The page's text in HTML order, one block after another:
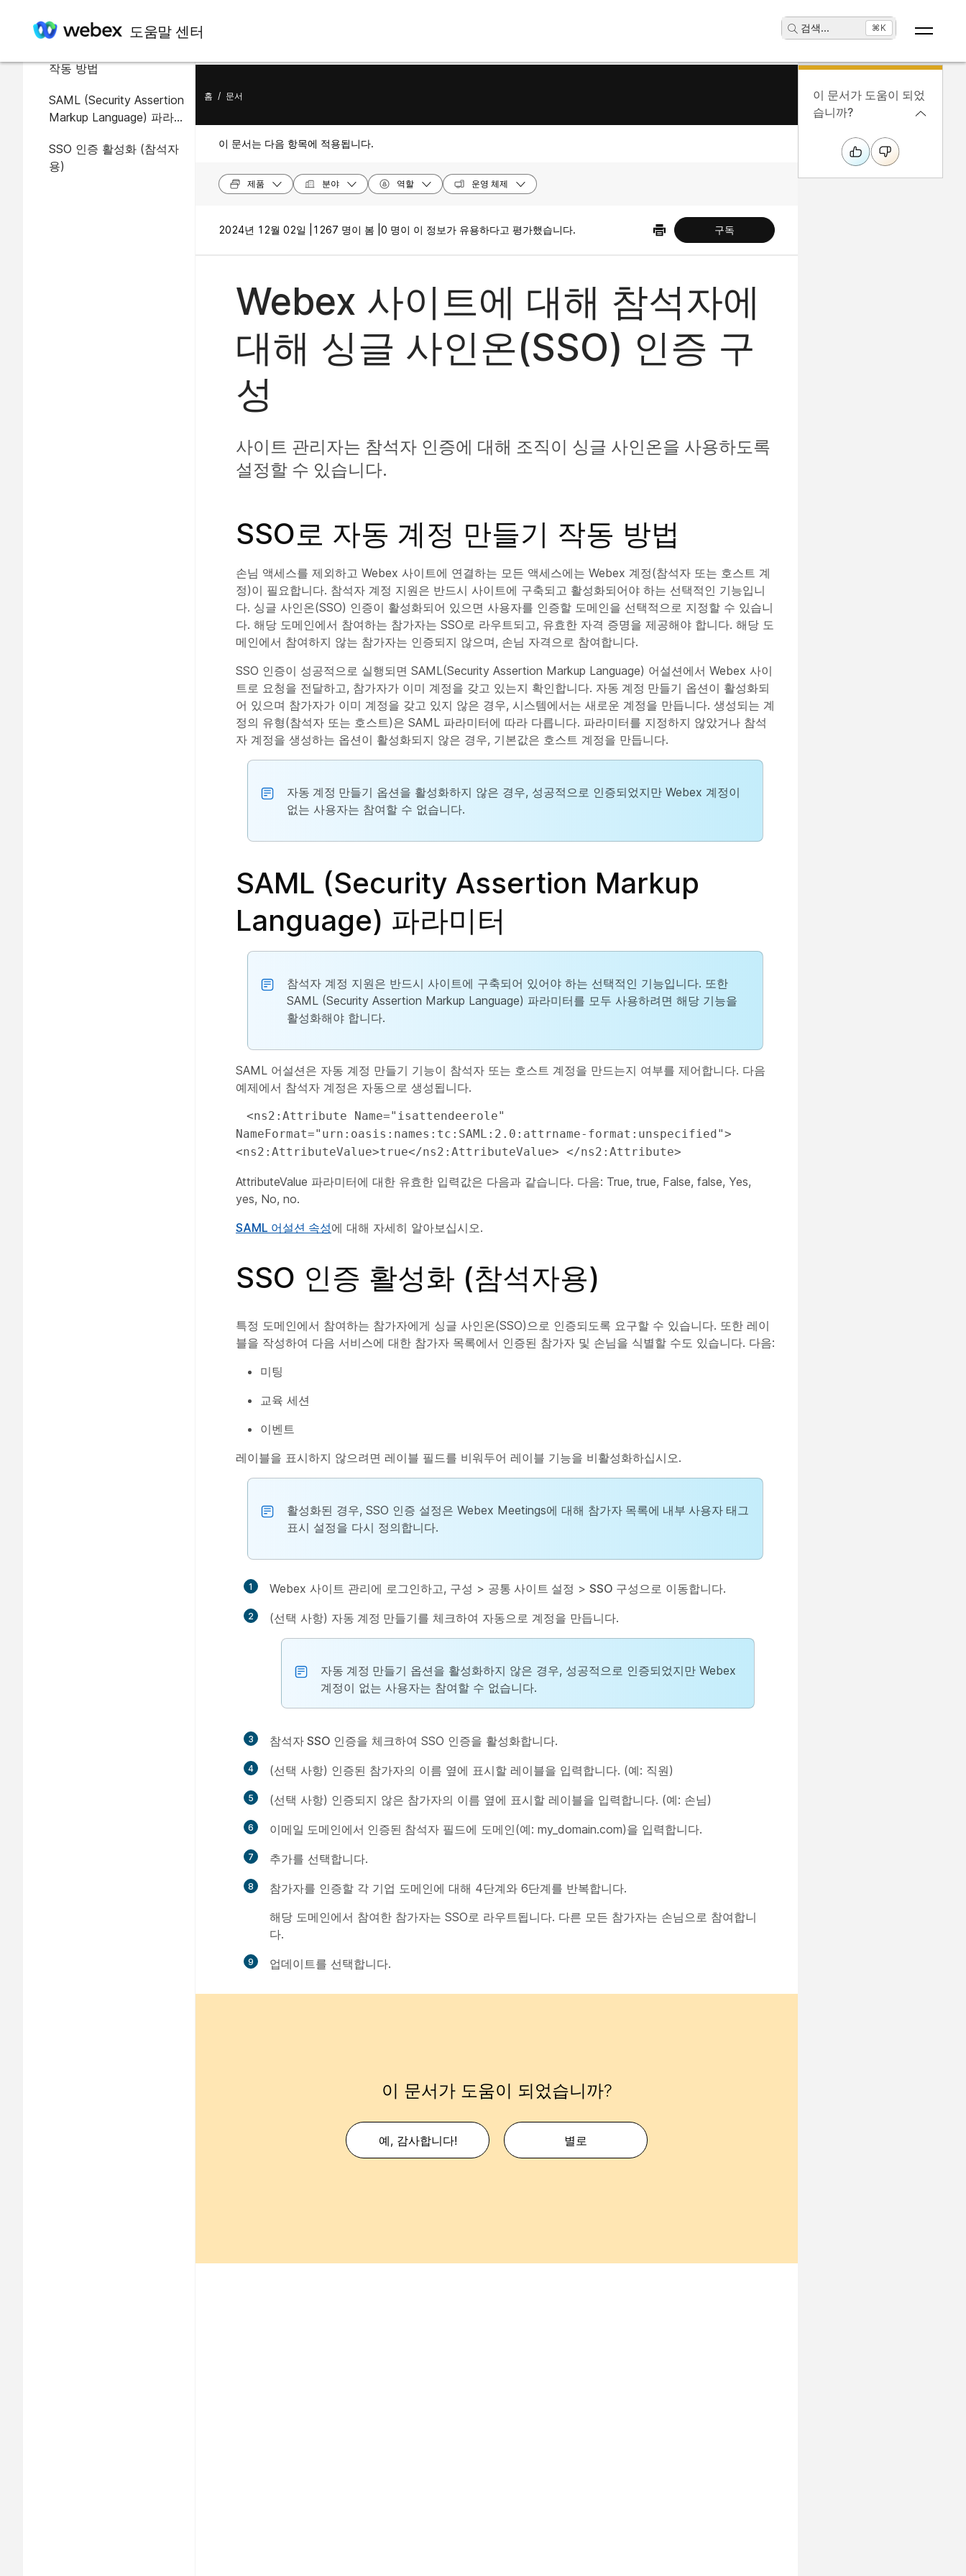
도움말 센터 검색... ⌘K
이 문서에서
작동 방법
SAML (Security Assertion
Markup Language) 파라미
SSO 인증 활성화 (참석자
용)
홈 / 문서
이 문서는 다음 항목에 적용됩니다.
제품 분야 역할 운영 체제
2024년 12월 02일 | 1267 명이 봄 | 0 명이 이 정보가 유용하다고 평가했습니다. 구독
Webex 사이트에 대해 참석자에
대해 싱글 사인온(SSO) 인증 구
성
사이트 관리자는 참석자 인증에 대해 조직이 싱글 사인온을 사용하도록
설정할 수 있습니다.
SSO로 자동 계정 만들기 작동 방법
손님 액세스를 제외하고 Webex 사이트에 연결하는 모든 액세스에는 Webex 계정(참석자 또는 호스트 계
정)이 필요합니다. 참석자 계정 지원은 반드시 사이트에 구축되고 활성화되어야 하는 선택적인 기능입니
다. 싱글 사인온(SSO) 인증이 활성화되어 있으면 사용자를 인증할 도메인을 선택적으로 지정할 수 있습니
다. 해당 도메인에서 참여하는 참가자는 SSO로 라우트되고, 유효한 자격 증명을 제공해야 합니다. 해당 도
메인에서 참여하지 않는 참가자는 인증되지 않으며, 손님 자격으로 참여합니다.
SSO 인증이 성공적으로 실행되면 SAML(Security Assertion Markup Language) 어설션에서 Webex 사이
트로 요청을 전달하고, 참가자가 이미 계정을 갖고 있는지 확인합니다. 자동 계정 만들기 옵션이 활성화되
어 있으며 참가자가 이미 계정을 갖고 있지 않은 경우, 시스템에서는 새로운 계정을 만듭니다. 생성되는 계
정의 유형(참석자 또는 호스트)은 SAML 파라미터에 따라 다릅니다. 파라미터를 지정하지 않았거나 참석
자 계정을 생성하는 옵션이 활성화되지 않은 경우, 기본값은 호스트 계정을 만듭니다.
자동 계정 만들기 옵션을 활성화하지 않은 경우, 성공적으로 인증되었지만 Webex 계정이
없는 사용자는 참여할 수 없습니다.
SAML (Security Assertion Markup
Language) 파라미터
참석자 계정 지원은 반드시 사이트에 구축되어 있어야 하는 선택적인 기능입니다. 또한
SAML (Security Assertion Markup Language) 파라미터를 모두 사용하려면 해당 기능을
활성화해야 합니다.
SAML 어설션은 자동 계정 만들기 기능이 참석자 또는 호스트 계정을 만드는지 여부를 제어합니다. 다음
예제에서 참석자 계정은 자동으로 생성됩니다.
NameFormat="urn:oasis:names:tc:SAML:2.0:attrname-format:unspecified">
<ns2:AttributeValue>true</ns2:AttributeValue> </ns2:Attribute>
AttributeValue 파라미터에 대한 유효한 입력값은 다음과 같습니다. 다음: True, true, False, false, Yes,
yes, No, no.
SAML 어설션 속성에 대해 자세히 알아보십시오.
SSO 인증 활성화 (참석자용)
특정 도메인에서 참여하는 참가자에게 싱글 사인온(SSO)으로 인증되도록 요구할 수 있습니다. 또한 레이
블을 작성하여 다음 서비스에 대한 참가자 목록에서 인증된 참가자 및 손님을 식별할 수도 있습니다. 다음:
미팅
교육 세션
이벤트
레이블을 표시하지 않으려면 레이블 필드를 비워두어 레이블 기능을 비활성화하십시오.
활성화된 경우, SSO 인증 설정은 Webex Meetings에 대해 참가자 목록에 내부 사용자 태그
표시 설정을 다시 정의합니다.
1 Webex 사이트 관리에 로그인하고, 구성 > 공통 사이트 설정 > SSO 구성으로 이동합니다.
2 (선택 사항) 자동 계정 만들기를 체크하여 자동으로 계정을 만듭니다.
자동 계정 만들기 옵션을 활성화하지 않은 경우, 성공적으로 인증되었지만 Webex
계정이 없는 사용자는 참여할 수 없습니다.
3 참석자 SSO 인증을 체크하여 SSO 인증을 활성화합니다.
4 (선택 사항) 인증된 참가자의 이름 옆에 표시할 레이블을 입력합니다. (예: 직원)
5 (선택 사항) 인증되지 않은 참가자의 이름 옆에 표시할 레이블을 입력합니다. (예: 손님)
6 이메일 도메인에서 인증된 참석자 필드에 도메인(예: my_domain.com)을 입력합니다.
7 추가를 선택합니다.
8
참가자를 인증할 각 기업 도메인에 대해 4단계와 6단계를 반복합니다.
해당 도메인에서 참여한 참가자는 SSO로 라우트됩니다. 다른 모든 참가자는 손님으로 참여합니
다.
9 업데이트를 선택합니다.
이 문서가 도움이 되었습니까?
예, 감사합니다! 별로
이 문서가 도움이 되었
습니까?